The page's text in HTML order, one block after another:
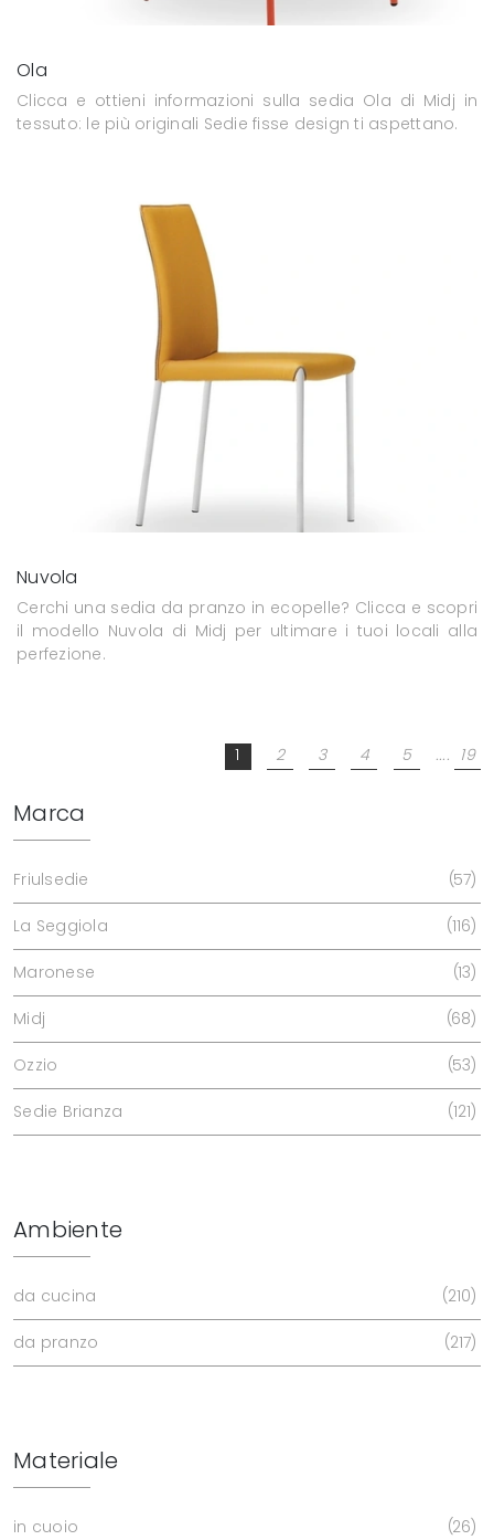
Ola
Clicca e ottieni informazioni sulla sedia Ola di Midj in
tessuto: le più originali Sedie fisse design ti aspettano.
Nuvola
Cerchi una sedia da pranzo in ecopelle? Clicca e scopri
il modello Nuvola di Midj per ultimare i tuoi locali alla
perfezione.
1 2 3 4 5 .... 19
Marca
Friulsedie 57
La Seggiola 116
Maronese 13
Midj 68
Ozzio 53
Sedie Brianza 121
Ambiente
da cucina 210
da pranzo 217
Materiale
in cuoio 26